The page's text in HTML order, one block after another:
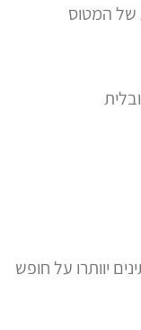
של המטוס
יוותרו על חופש